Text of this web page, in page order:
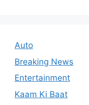
Auto
Breaking News
Entertainment
Kaam Ki Baat